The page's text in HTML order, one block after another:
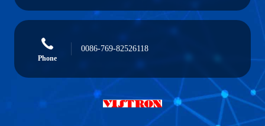
Phone
0086-769-82526118